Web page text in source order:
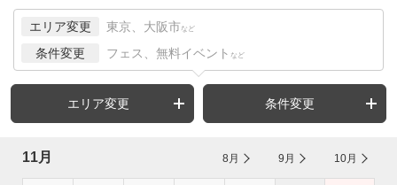
エリア変更 東京、大阪市 など
条件変更 フェス、無料イベント など
エリア変更 条件変更
11月 8月 9月 10月